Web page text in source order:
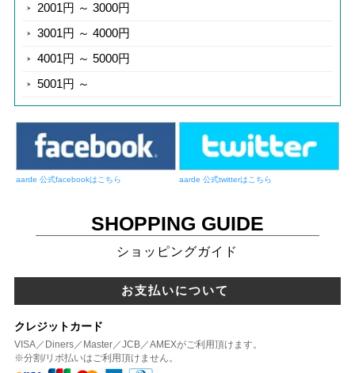
2001円 ～ 3000円
3001円 ～ 4000円
4001円 ～ 5000円
5001円 ～
aarde 公式facebookはこちら aarde 公式twitterはこちら
SHOPPING GUIDE
ショッピングガイド
お支払いについて
クレジットカード
VISA／Diners／Master／JCB／AMEXがご利用頂けます。
※分割/リボ払いはご利用頂けません。